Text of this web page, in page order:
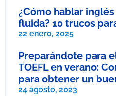
¿Cómo hablar
fluida? 10 trucos
22 enero, 2025
Preparándote para
TOEFL en verano:
para obtener un
24 agosto, 2023